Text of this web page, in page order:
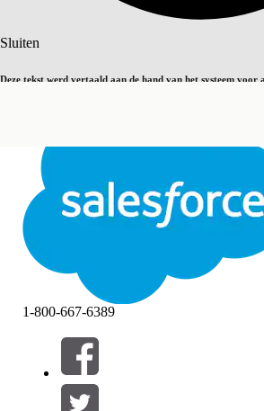
Sluiten
Deze tekst werd vertaald aan de hand van het systeem
Sluiten Sluiten
Filters (0)
FILTERS SELECTEREN
1-800-667-6389